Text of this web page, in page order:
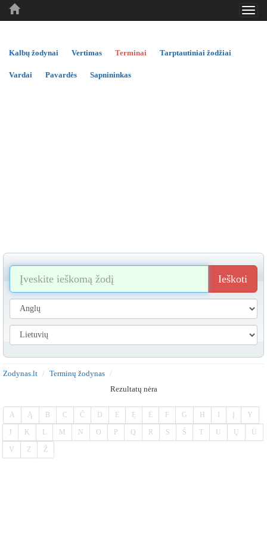
..
..
Kalbų žodynai Vertimas Terminai Tarptautiniai žodžiai
Vardai Pavardės Sapnininkas
Ieškoti
Zodynas.lt
Terminų žodynas
Rezultatų nėra
A Ą B C Č D E Ę Ė F G H Y
J K L M N O P Q R S Š T U Ų Ū
V Z Ž